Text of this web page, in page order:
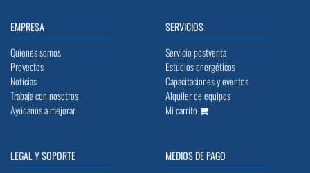
EMPRESA
Quienes somos
Proyectos
Noticias
Trabaja con nosotros
Ayúdanos a mejorar
SERVICIOS
Servicio postventa
Estudios energéticos
Capacitaciones y eventos
Alquiler de equipos
Mi carrito
LEGAL Y SOPORTE
MEDIOS DE PAGO